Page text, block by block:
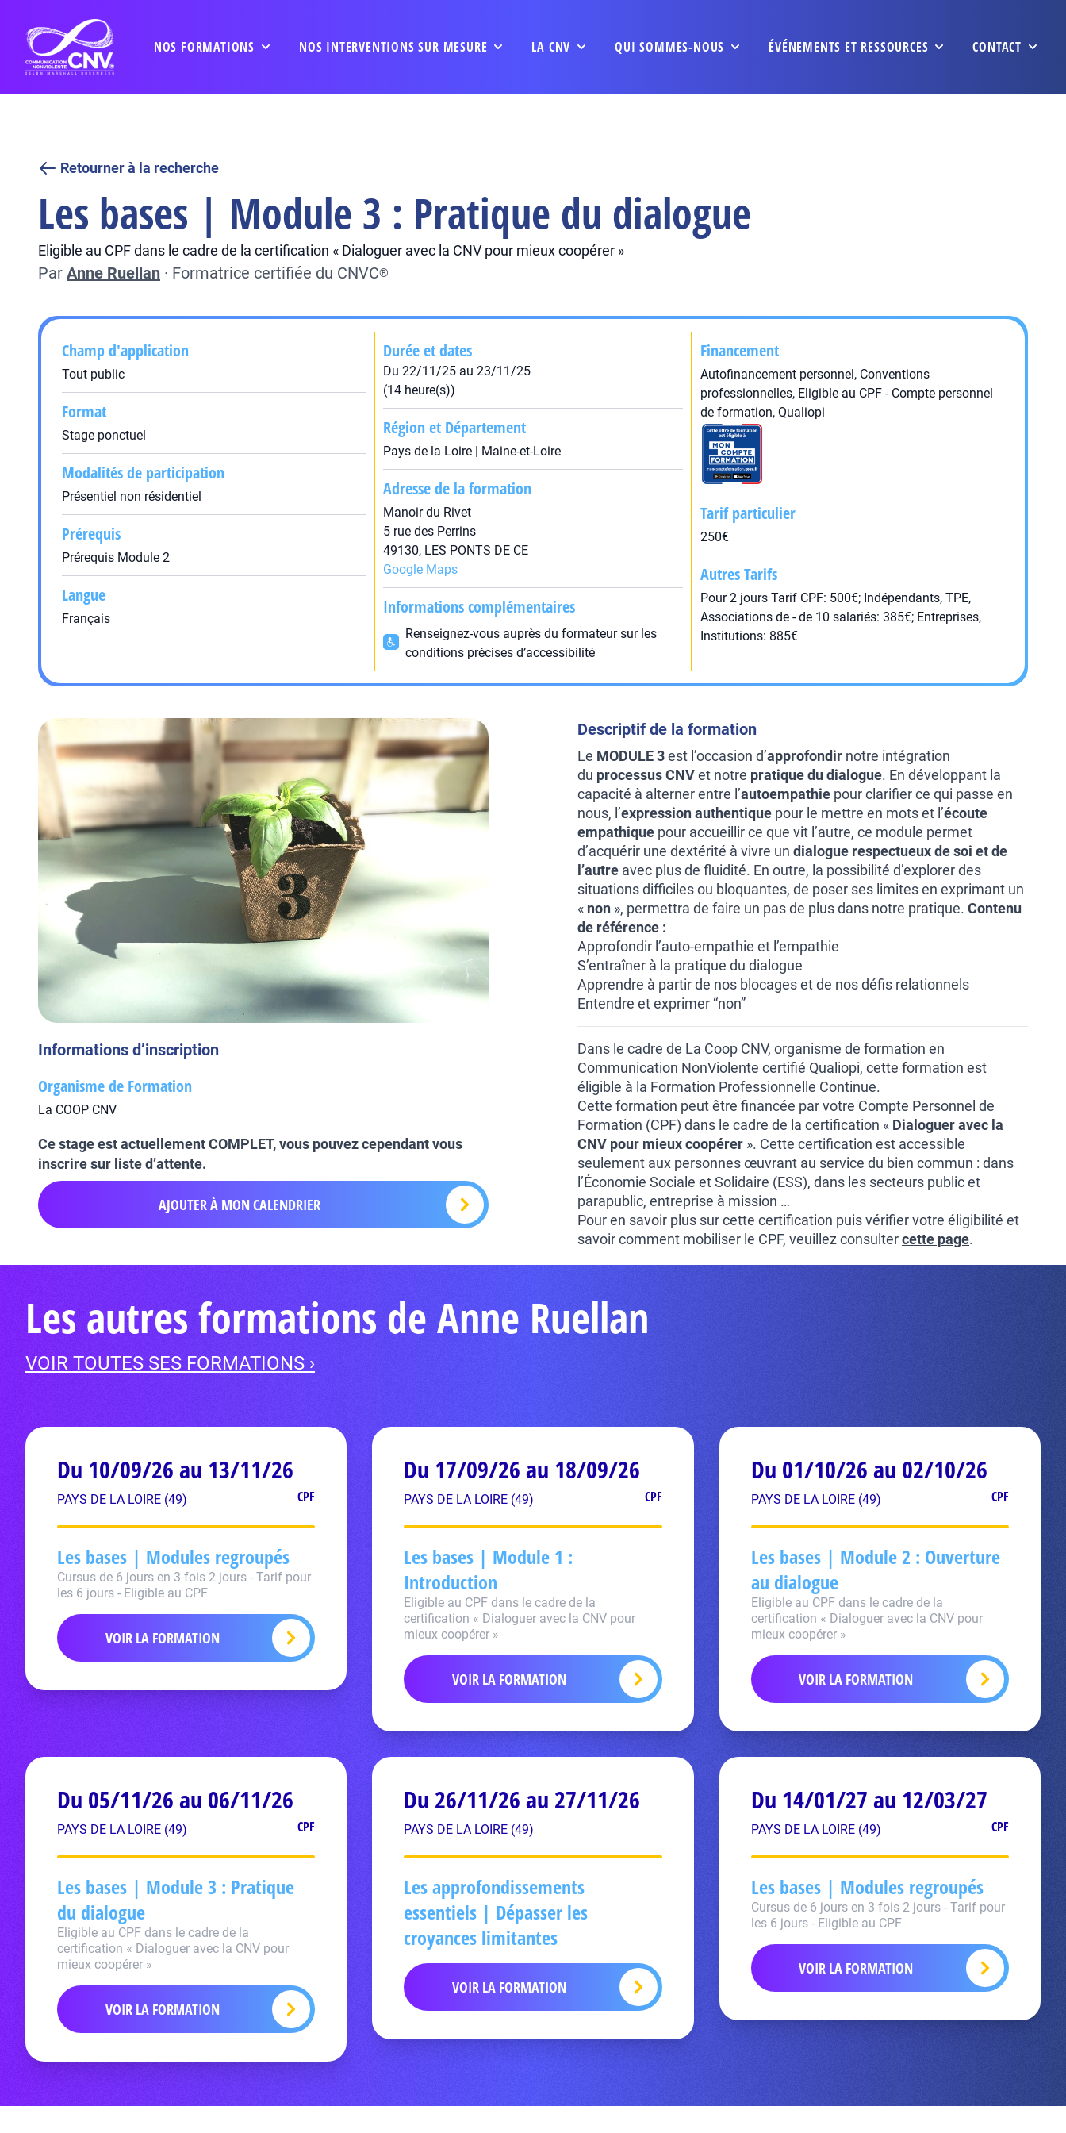
NOS FORMATIONS NOS INTERVENTIONS SUR MESURE LA CNV QUI SOMMES-NOUS ÉVÉNEMENTS ET RESSOURCES CONTACT
Retourner à la recherche
Les bases | Module 3 : Pratique du dialogue
Eligible au CPF dans le cadre de la certification « Dialoguer avec la CNV pour mieux coopérer »
Par Anne Ruellan · Formatrice certifiée du CNVC®
Champ d'application
Tout public
Format
Stage ponctuel
Modalités de participation
Présentiel non résidentiel
Prérequis
Prérequis Module 2
Langue
Français
Durée et dates
Du 22/11/25 au 23/11/25
(14 heure(s))
Région et Département
Pays de la Loire | Maine-et-Loire
Adresse de la formation
Manoir du Rivet
5 rue des Perrins
49130, LES PONTS DE CE
Google Maps
Informations complémentaires
Renseignez-vous auprès du formateur sur les
conditions précises d’accessibilité
Financement
Autofinancement personnel, Conventions
professionnelles, Eligible au CPF - Compte personnel
de formation, Qualiopi
Tarif particulier
250€
Autres Tarifs
Pour 2 jours Tarif CPF: 500€; Indépendants, TPE,
Associations de - de 10 salariés: 385€; Entreprises,
Institutions: 885€
Informations d’inscription
Organisme de Formation
La COOP CNV
Ce stage est actuellement COMPLET, vous pouvez cependant vous
inscrire sur liste d’attente.
AJOUTER À MON CALENDRIER
Descriptif de la formation
Le MODULE 3est l’occasion d’approfondir notre intégration
du processus CNVet notre pratique du dialogue. En développant la
capacité à alterner entre l’autoempathie pour clarifier ce qui passe en
nous, l’expression authentique pour le mettre en mots et l’écoute
empathique pour accueillir ce que vit l’autre, ce module permet
d’acquérir une dextérité à vivre un dialogue respectueux de soi et de
l’autre avec plus de fluidité. En outre, la possibilité d’explorer des
situations difficiles ou bloquantes, de poser ses limites en exprimant un
« non », permettra de faire un pas de plus dans notre pratique. Contenu
de référence :
Approfondir l’auto-empathie et l’empathie
S’entraîner à la pratique du dialogue
Apprendre à partir de nos blocages et de nos défis relationnels
Entendre et exprimer “non”
Dans le cadre de La Coop CNV, organisme de formation en
Communication NonViolente certifié Qualiopi, cette formation est
éligible à la Formation Professionnelle Continue.
Cette formation peut être financée par votre Compte Personnel de
Formation (CPF) dans le cadre de la certification « Dialoguer avec la
CNV pour mieux coopérer ». Cette certification est accessible
seulement aux personnes œuvrant au service du bien commun : dans
l’Économie Sociale et Solidaire (ESS), dans les secteurs public et
parapublic, entreprise à mission …
Pour en savoir plus sur cette certification puis vérifier votre éligibilité et
savoir comment mobiliser le CPF, veuillez consultercette page.
Les autres formations de Anne Ruellan
VOIR TOUTES SES FORMATIONS ›
Du 10/09/26 au 13/11/26
PAYS DE LA LOIRE (49) CPF
Les bases | Modules regroupés
Cursus de 6 jours en 3 fois 2 jours - Tarif pour
les 6 jours - Eligible au CPF
VOIR LA FORMATION
Du 17/09/26 au 18/09/26
PAYS DE LA LOIRE (49) CPF
Les bases | Module 1 :
Introduction
Eligible au CPF dans le cadre de la
certification « Dialoguer avec la CNV pour
mieux coopérer »
VOIR LA FORMATION
Du 01/10/26 au 02/10/26
PAYS DE LA LOIRE (49) CPF
Les bases | Module 2 : Ouverture
au dialogue
Eligible au CPF dans le cadre de la
certification « Dialoguer avec la CNV pour
mieux coopérer »
VOIR LA FORMATION
Du 05/11/26 au 06/11/26
PAYS DE LA LOIRE (49) CPF
Les bases | Module 3 : Pratique
du dialogue
Eligible au CPF dans le cadre de la
certification « Dialoguer avec la CNV pour
mieux coopérer »
VOIR LA FORMATION
Du 26/11/26 au 27/11/26
PAYS DE LA LOIRE (49)
Les approfondissements
essentiels | Dépasser les
croyances limitantes
VOIR LA FORMATION
Du 14/01/27 au 12/03/27
PAYS DE LA LOIRE (49) CPF
Les bases | Modules regroupés
Cursus de 6 jours en 3 fois 2 jours - Tarif pour
les 6 jours - Eligible au CPF
VOIR LA FORMATION